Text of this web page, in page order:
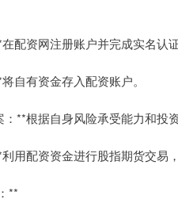
配资网注册账户并完成实名认证
自有资金存入配资账户。
**根据自身风险承受能力和投
用配资资金进行股指期货交易
**